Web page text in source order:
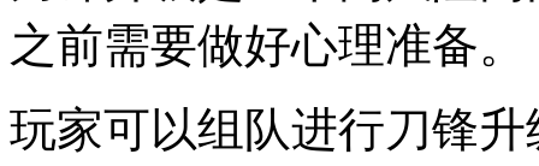
之前需要做好心理准备。
玩家可以组队进行刀锋